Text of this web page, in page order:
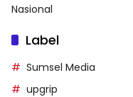
Nasional
Label
Sumsel Media
upgrip